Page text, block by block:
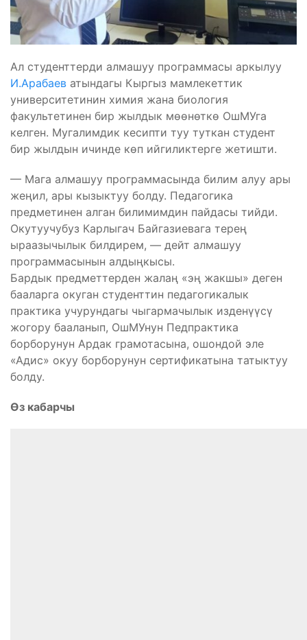
Ал студенттерди алмашуу программасы аркылуу
И.Арабаев атындагы Кыргыз мамлекеттик
университетинин химия жана биология
факультетинен бир жылдык мөөнөткө ОшМУга
келген. Мугалимдик кесипти туу туткан студент
бир жылдын ичинде көп ийгиликтерге жетишти.
— Мага алмашуу программасында билим алуу ары
жеңил, ары кызыктуу болду. Педагогика
предметинен алган билимимдин пайдасы тийди.
Окутуучубуз Карлыгач Байгазиевага терең
ыраазычылык билдирем, — дейт алмашуу
программасынын алдыңкысы.
Бардык предметтерден жалаң «эң жакшы» деген
бааларга окуган студенттин педагогикалык
практика учурундагы чыгармачылык изденүүсү
жогору бааланып, ОшМУнун Педпрактика
борборунун Ардак грамотасына, ошондой эле
«Адис» окуу борборунун сертификатына татыктуу
болду.
Өз кабарчы